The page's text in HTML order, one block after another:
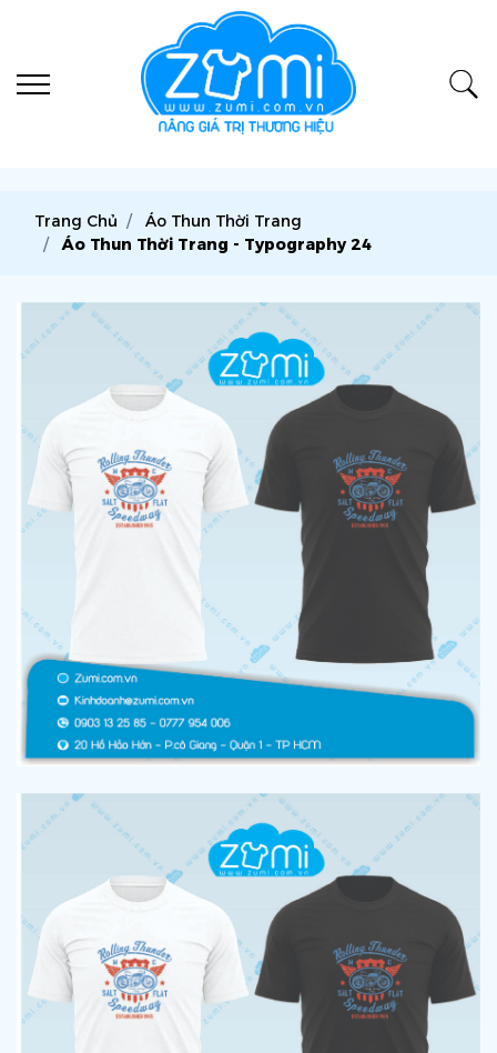
Trang Chủ
Áo Thun Thời Trang
Áo Thun Thời Trang - Typography 24